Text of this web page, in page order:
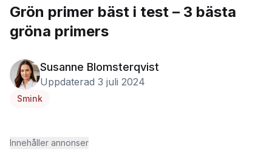
Grön primer bäst i test – 3 bästa
gröna primers
Susanne Blomsterqvist
Uppdaterad 3 juli 2024
Smink
Innehåller annonser